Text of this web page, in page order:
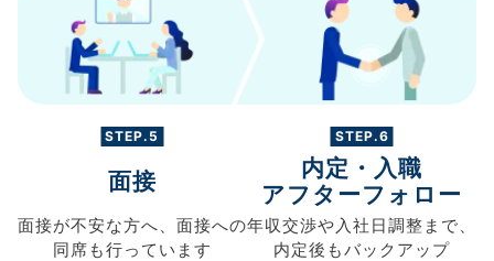
STEP.5
面接
面接が不安な方へ、 面接への
同席も行っています
STEP.6
内定・入職
アフターフォロー
年収交渉や入社日調整まで、
内定後もバックアップ